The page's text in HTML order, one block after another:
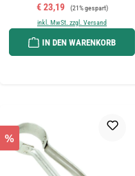
Verkaufspreis:
€ 23,19 Regulärer Preis:
(21% gespart)
inkl. MwSt. zzgl. Versand
IN DEN WARENKORB
%